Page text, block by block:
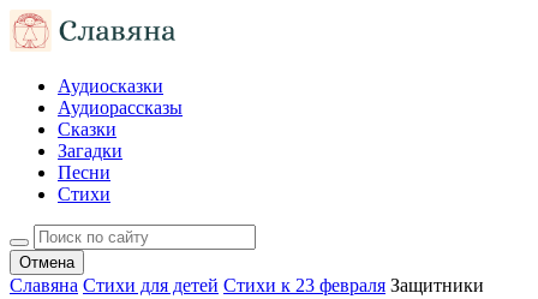
Аудиосказки
Аудиорассказы
Сказки
Загадки
Песни
Стихи
Отмена
Славяна Стихи для детей Стихи к 23 февраля Защитники